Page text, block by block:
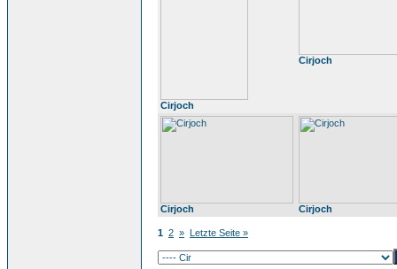
Cirjoch
Cirjoch
Cirjoch Cirjoch
1 2 » Letzte Seite »